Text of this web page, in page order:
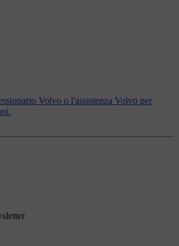
Volvo o l'assistenza Volvo per